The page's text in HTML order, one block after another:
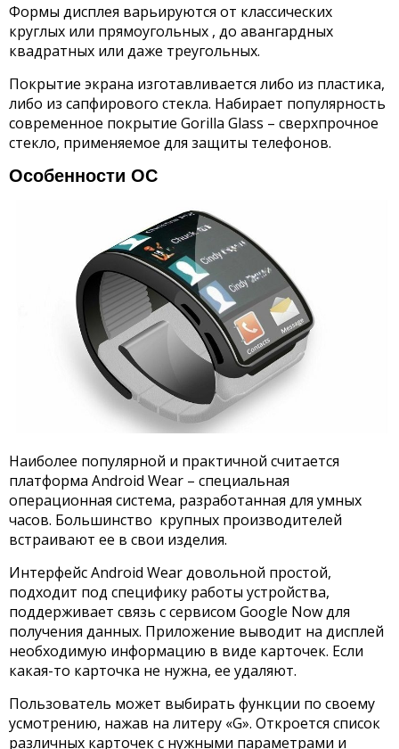
Формы дисплея варьируются от классических
круглых или прямоугольных , до авангардных
квадратных или даже треугольных.
Покрытие экрана изготавливается либо из пластика,
либо из сапфирового стекла. Набирает популярность
современное покрытие Gorilla Glass – сверхпрочное
стекло, применяемое для защиты телефонов.
Особенности ОС
Наиболее популярной и практичной считается
платформа Android Wear – специальная
операционная система, разработанная для умных
часов. Большинство крупных производителей
встраивают ее в свои изделия.
Интерфейс Android Wear довольной простой,
подходит под специфику работы устройства,
поддерживает связь с сервисом Google Now для
получения данных. Приложение выводит на дисплей
необходимую информацию в виде карточек. Если
какая-то карточка не нужна, ее удаляют.
Пользователь может выбирать функции по своему
усмотрению, нажав на литеру «G». Откроется список
различных карточек с нужными параметрами и